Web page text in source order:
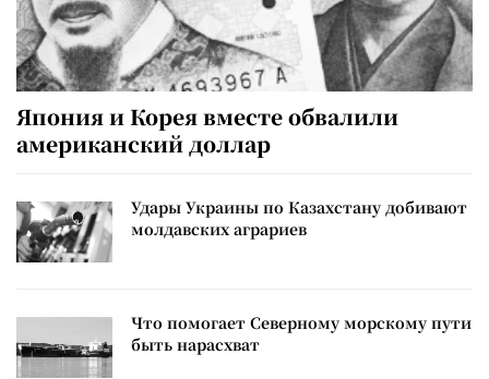
Япония и Корея вместе обвалили
американский доллар
Удары Украины по Казахстану добивают
молдавских аграриев
Что помогает Северному морскому пути
быть нарасхват